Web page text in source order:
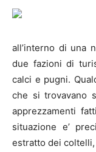
all’interno di una
due fazioni di
calci e pugni.
che si trovavano
apprezzamenti
situazione e’
estratto dei